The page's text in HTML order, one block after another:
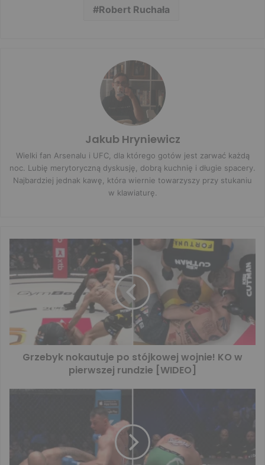
Robert Ruchała
Jakub Hryniewicz
Wielki fan Arsenalu i UFC, dla którego gotów jest zarwać każdą
noc. Lubię merytoryczną dyskusję, dobrą kuchnię i długie spacery.
Najbardziej jednak kawę, która wiernie towarzyszy przy stukaniu
w klawiaturę.
Grzebyk nokautuje po stójkowej wojnie! KO w
pierwszej rundzie [WIDEO]